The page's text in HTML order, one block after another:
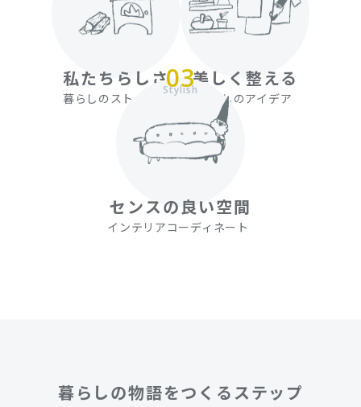
私たちらしさ
暮らしのストーリー
美しく整える
暮らしのアイデア
03
Stylish
センスの良い空間
インテリアコーディネート
暮らしの物語をつくるステップ